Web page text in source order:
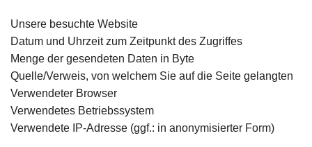
Unsere besuchte Website
Datum und Uhrzeit zum Zeitpunkt des Zugriffes
Menge der gesendeten Daten in Byte
Quelle/Verweis, von welchem Sie auf die Seite gelangten
Verwendeter Browser
Verwendetes Betriebssystem
Verwendete IP-Adresse (ggf.: in anonymisierter Form)